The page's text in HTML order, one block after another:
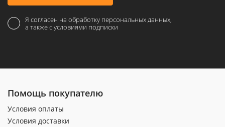
Я согласен на обработку персональных данных,
а также с условиями подписки
Помощь покупателю
Условия оплаты
Условия доставки